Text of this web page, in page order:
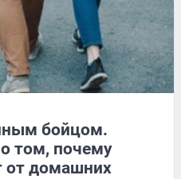
бойцом.
том, почему
от домашних